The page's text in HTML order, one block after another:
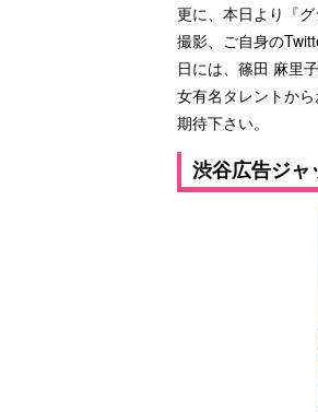
更に、本日より『
撮影、ご自身の
日には、篠田 麻里
女有名タレントか
期待下さい。
渋谷広告ジャ